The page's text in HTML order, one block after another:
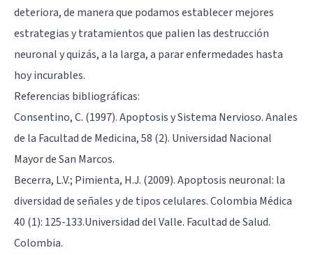
deteriora, de manera que podamos establecer mejores
estrategias y tratamientos que palien las destrucción
neuronal y quizás, a la larga, a parar enfermedades hasta
hoy incurables.
Referencias bibliográficas:
Consentino, C. (1997). Apoptosis y Sistema Nervioso. Anales
de la Facultad de Medicina, 58 (2). Universidad Nacional
Mayor de San Marcos.
Becerra, L.V.; Pimienta, H.J. (2009). Apoptosis neuronal: la
diversidad de señales y de tipos celulares. Colombia Médica
40 (1): 125-133.Universidad del Valle. Facultad de Salud.
Colombia.